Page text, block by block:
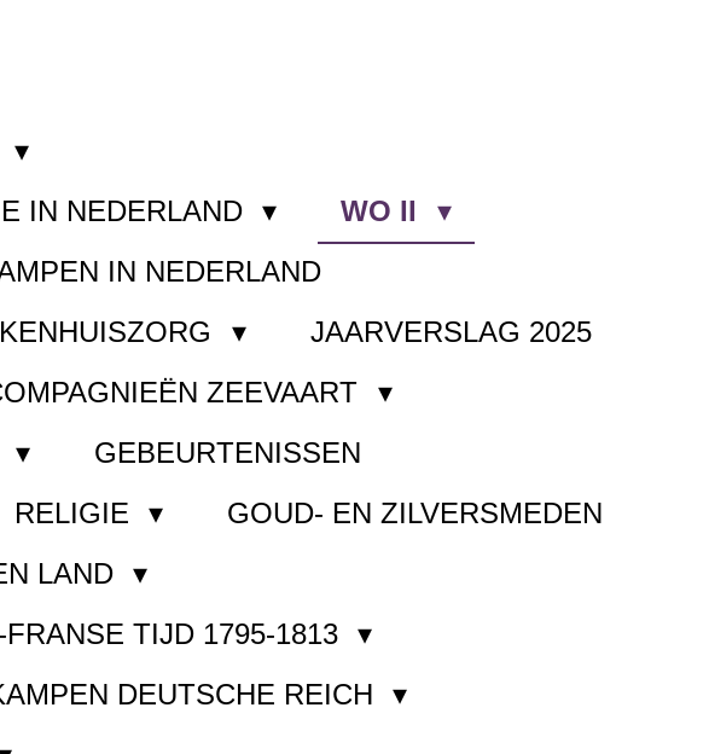
IN NEDERLAND
WO II
IN NEDERLAND
JAARVERSLAG 2025
ZEEVAART
GEBEURTENISSEN
RELIGIE
GOUD- EN ZILVERSMEDEN
LAND
TIJD 1795-1813
DEUTSCHE REICH